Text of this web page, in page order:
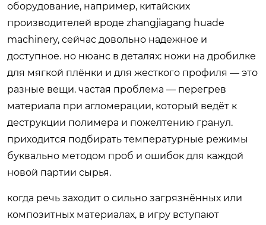
оборудование, например, китайских
производителей вроде zhangjiagang huade
machinery, сейчас довольно надежное и
доступное. но нюанс в деталях: ножи на дробилке
для мягкой плёнки и для жесткого профиля — это
разные вещи. частая проблема — перегрев
материала при агломерации, который ведёт к
деструкции полимера и пожелтению гранул.
приходится подбирать температурные режимы
буквально методом проб и ошибок для каждой
новой партии сырья.
когда речь заходит о сильно загрязнённых или
композитных материалах, в игру вступают